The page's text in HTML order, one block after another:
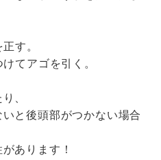
す。
てアゴを引く。
、
と後頭部がつかない場合
あります！